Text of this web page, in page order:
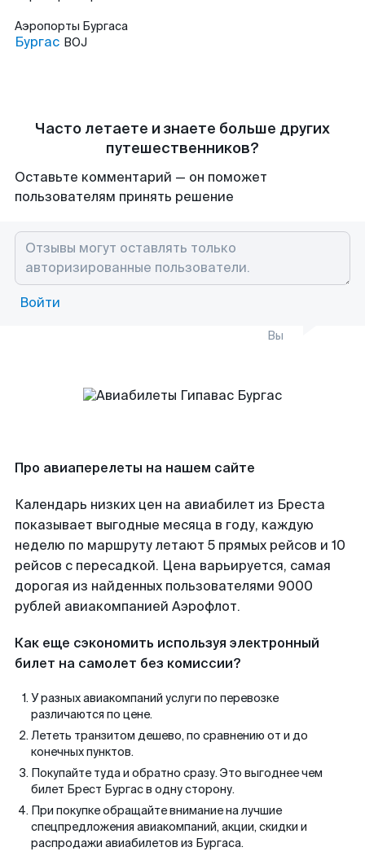
Аэропорты Бургаса
Бургас BOJ
Часто летаете и знаете больше других
путешественников?
Оставьте комментарий — он поможет
пользователям принять решение
Войти
Вы
Про авиаперелеты на нашем сайте
Календарь низких цен на авиабилет из Бреста
показывает выгодные месяца в году, каждую
неделю по маршруту летают 5 прямых рейсов и 10
рейсов с пересадкой. Цена варьируется, самая
дорогая из найденных пользователями 9000
рублей авиакомпанией Аэрофлот.
Как еще сэкономить используя электронный
билет на самолет без комиссии?
У разных авиакомпаний услуги по перевозке
различаются по цене.
Лететь транзитом дешево, по сравнению от и до
конечных пунктов.
Покупайте туда и обратно сразу. Это выгоднее чем
билет Брест Бургас в одну сторону.
При покупке обращайте внимание на лучшие
спецпредложения авиакомпаний, акции, скидки и
распродажи авиабилетов из Бургаса.